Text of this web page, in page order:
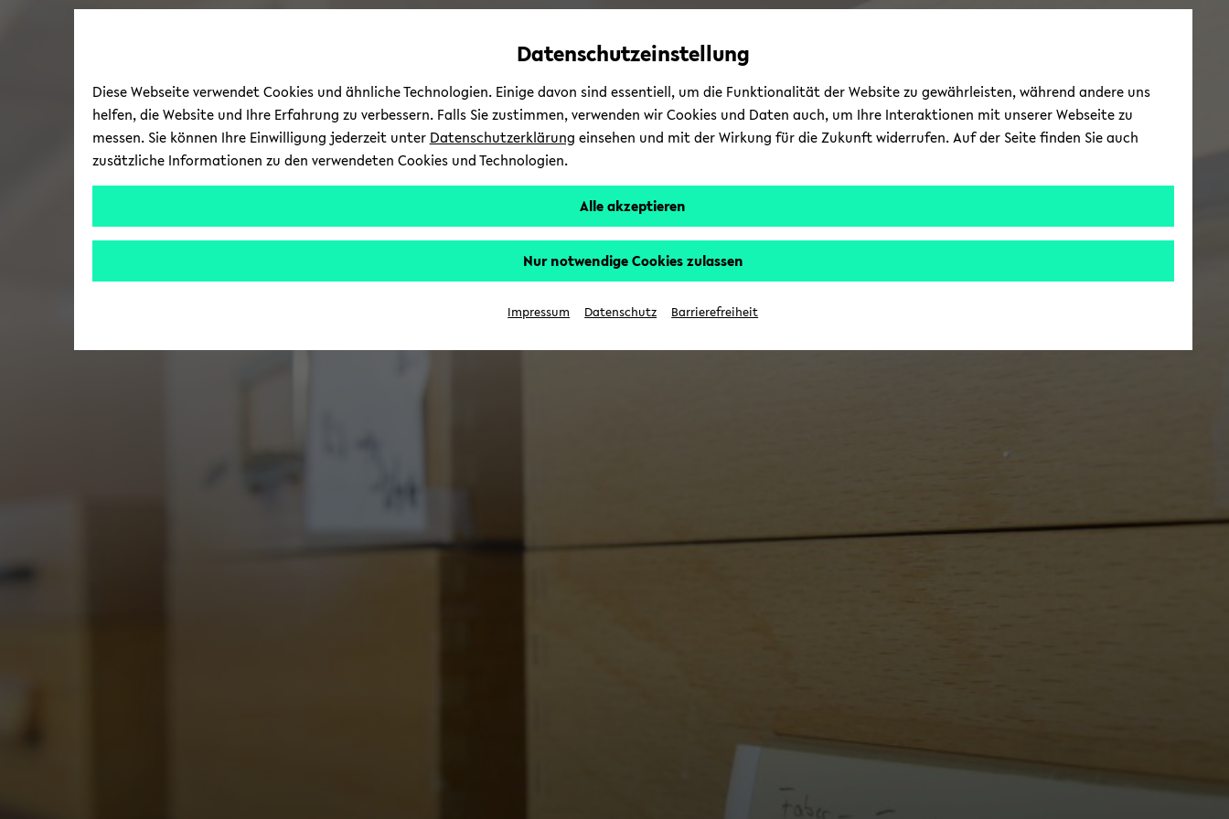
Automatische
vermeiden
zum
wechseln
zum
wechseln
zum
wechseln
Datenschutzeinstellung
Diese Webseite verwendet Cookies und ähnliche Technologien. Einige davon sind essentiell, um die Funktionalität der Website zu gewährleisten, während andere uns
helfen, die Website und Ihre Erfahrung zu verbessern. Falls Sie zustimmen, verwenden wir Cookies und Daten auch, um Ihre Interaktionen mit unserer Webseite zu
messen. Sie können Ihre Einwilligung jederzeit unter Datenschutzerklärung einsehen und mit der Wirkung für die Zukunft widerrufen. Auf der Seite finden Sie auch
zusätzliche Informationen zu den verwendeten Cookies und Technologien.
Alle akzeptieren
Nur notwendige Cookies zulassen
Impressum Datenschutz Barrierefreiheit